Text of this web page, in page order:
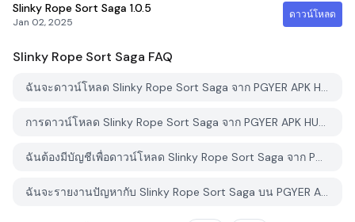
Slinky Rope Sort Saga 1.0.5
Jan 02, 2025
ดาวน์โหลด
Slinky Rope Sort Saga FAQ
ฉันจะดาวน์โหลด Slinky Rope Sort Saga จาก PGYER APK HUB อย่างไร?
การดาวน์โหลด Slinky Rope Sort Saga จาก PGYER APK HUB ฟรีหรือไม่?
ฉันต้องมีบัญชีเพื่อดาวน์โหลด Slinky Rope Sort Saga จาก PGYER APK HUB หรือไม่?
ฉันจะรายงานปัญหากับ Slinky Rope Sort Saga บน PGYER APK HUB ได้อย่างไร?